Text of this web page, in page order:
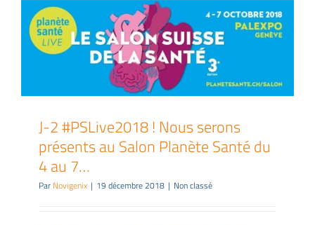
J-2 #PSLive2018 ! Nous serons
présents au Salon Planète Santé du
4 au 7…
Par Novigenix | 19 décembre 2018 | Non classé